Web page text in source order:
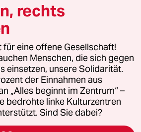
Vertriebs GmbH
rechtlichen Fragen oder für Genehmigungen
lizenzen@taz.de
Kommune-Richtlinien
Impressum AGB
rechts
eine offene Gesellschaft!
Menschen, die sich gegen
einsetzen, unsere Solidarität.
der Einnahmen aus
„Alles beginnt im Zentrum“ –
bedrohte linke Kulturzentren
Sind Sie dabei?